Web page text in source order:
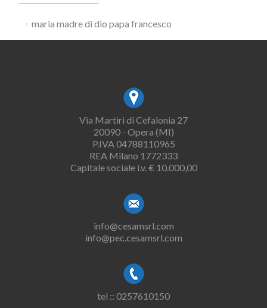
maria madre di dio papa francesco
Via Martiri di Cefalonia 27
20090 - Opera (MI)
P.IVA 04788110965
REA Milano 1772333
Capitale sociale i.v. € 10.000,00
info@cesamsrl.com
info@pec.cesamsrl.com
tel :: 0257610150